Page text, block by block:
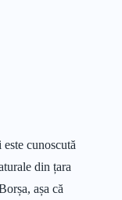
cunoscută
din țara
așa că